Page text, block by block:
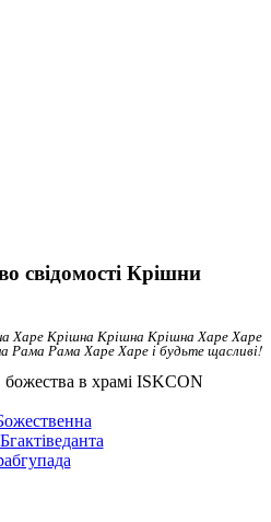
свідомості Крішни
Харе Крішна Крішна Крішна Харе Харе
Рама Рама Харе Харе і будьте щасливі!